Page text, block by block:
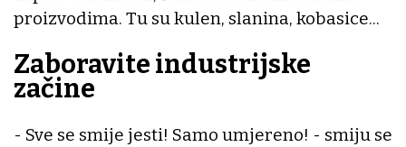
proizvodima. Tu su kulen, slanina, kobasice...
Zaboravite industrijske
začine
- Sve se smije jesti! Samo umjereno! - smiju se